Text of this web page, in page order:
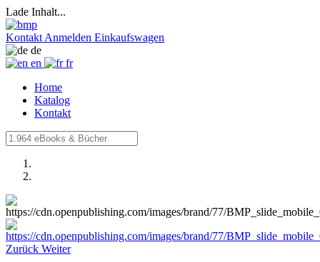
Lade Inhalt...
Kontakt Anmelden Einkaufswagen
de
en
fr
Home
Katalog
Kontakt
Zurück Weiter